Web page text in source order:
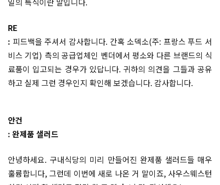
RE
: 피드백을 주셔서 감사합니다. 간혹 소덱소(주: 프랑스 푸드 서
비스 기업) 측의 공급업체인 벤더에서 평소와 다른 브랜드의 식
료품이 입고되는 경우가 있답니다. 귀하의 의견을 그들과 공유
하고 실제 그런 경우인지 확인해 보겠습니다. 감사합니다.
안건
: 완제품 샐러드
안녕하세요. 구내식당의 미리 만들어진 완제품 샐러드들 매우
훌륭합니다, 그런데 이번에 새로 나온 거 말이죠, 사우스웨스턴